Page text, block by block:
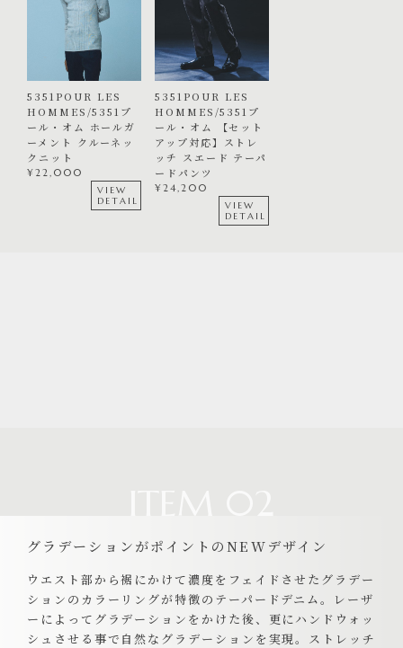
5351POUR LES
HOMMES/5351プ
ール・オム ホールガ
ーメント クルーネッ
クニット
¥22,000
VIEW
DETAIL
5351POUR LES
HOMMES/5351プ
ール・オム 【セット
アップ対応】ストレ
ッチ スエード テーパ
ードパンツ
¥24,200
VIEW
DETAIL
グラデーションがポイントのNEWデザイン
ウエスト部から裾にかけて濃度をフェイドさせたグラデー
ションのカラーリングが特徴のテーパードデニム。レーザ
ーによってグラデーションをかけた後、更にハンドウォッ
シュさせる事で自然なグラデーションを実現。ストレッチ